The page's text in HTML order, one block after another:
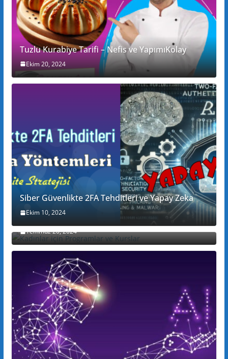
Tuzlu Kurabiye Tarifi – Nefis ve YapımıKolay
Ekim 20, 2024
Siber Güvenlikte 2FA Tehditleri ve Yapay Zeka
Ekim 10, 2024
Kadınlar için Programlar ve Kurslar
Temmuz 20, 2024